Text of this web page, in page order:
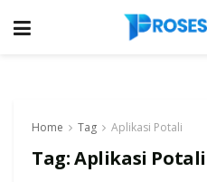
Home Tag Aplikasi Potali
Tag:Aplikasi Potali